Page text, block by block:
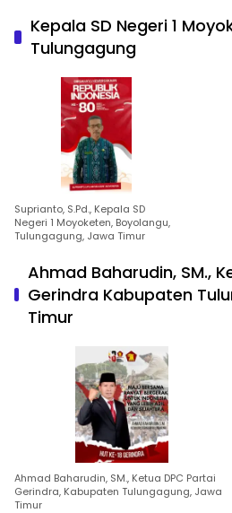
Kepala SD Negeri 1
Tulungagung
Suprianto, S.Pd., Kepala SD
Negeri 1 Moyoketen, Boyolangu,
Tulungagung, Jawa Timur
Ahmad Baharudin, SM.,
Gerindra Kabupaten
Timur
Ahmad Baharudin, SM., Ketua DPC Partai
Gerindra, Kabupaten Tulungagung, Jawa
Timur